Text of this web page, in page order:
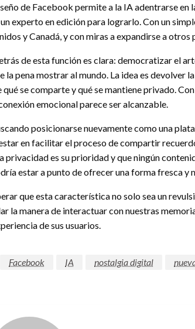
de Facebook permite a la IA adentrarse
experto en edición para lograrlo. Con un
y Canadá, y con miras a expandirse a
de esta función es clara: democratizar el
la pena mostrar al mundo. La idea es devolver
se comparte y qué se mantiene privado.
emocional parece ser alcanzable.
posicionarse nuevamente como una
en facilitar el proceso de compartir
privacidad es su prioridad y que ningún
estar a punto de ofrecer una forma fresca y
que esta característica no solo sea un
la manera de interactuar con nuestras
de sus usuarios.
Facebook IA nostalgia digital